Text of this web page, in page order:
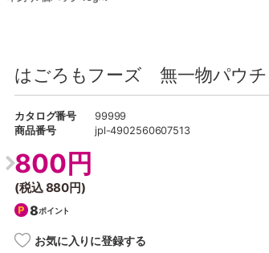
はごろもフーズ 無一物パウ
カタログ番号
99999
商品番号
jpl-4902560607513
800円
(税込880円)
8ポイント
お気に入りに登録する